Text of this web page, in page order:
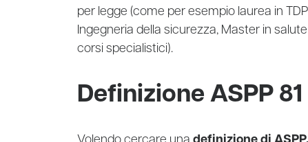
per legge (come per esempio laurea in
Ingegneria della sicurezza, Master in
corsi specialistici).
Definizione ASPP